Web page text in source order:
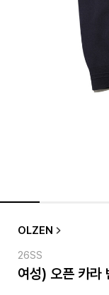
OLZEN
26SS
여성) 오픈 카라